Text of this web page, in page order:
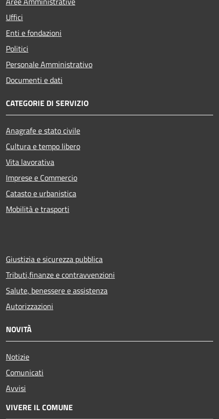
Uffici
Enti e fondazioni
Politici
Personale Amministrativo
Documenti e dati
CATEGORIE DI SERVIZIO
Anagrafe e stato civile
Cultura e tempo libero
Vita lavorativa
Imprese e Commercio
Catasto e urbanistica
Mobilità e trasporti
Giustizia e sicurezza pubblica
Tributi,finanze e contravvenzioni
Salute, benessere e assistenza
Autorizzazioni
NOVITÀ
Notizie
Comunicati
Avvisi
VIVERE IL COMUNE